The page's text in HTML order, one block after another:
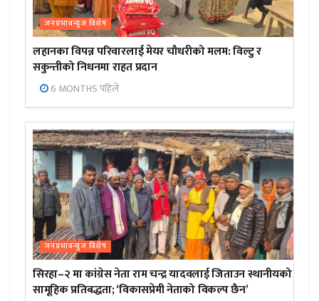
जनप्रभाबन्युज विशेष
लहानका विपन्न परिवारलाई मेयर चौधरीको मलम: विल्टु र
सकुन्तीको निधनमा राहत प्रदान
6 MONTHS पहिले
जनप्रभाबन्युज विशेष
सिरहा–२ मा कांग्रेस नेता राम चन्द्र यादवलाई जिताउन स्थानीयको
सामूहिक प्रतिबद्धता; ‘विकासप्रेमी नेताको विकल्प छैन’